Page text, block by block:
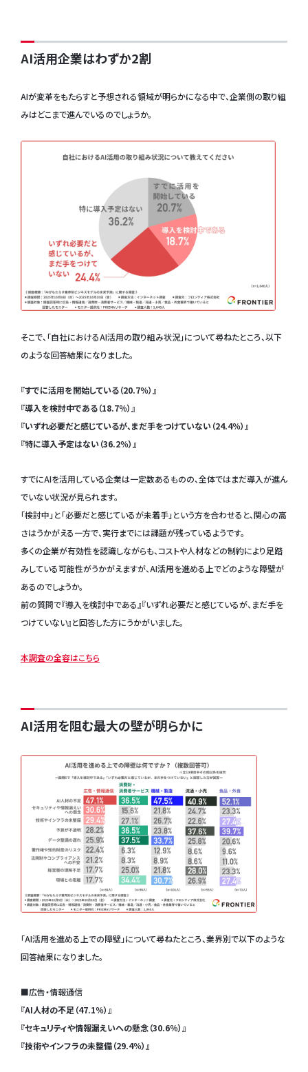
AI活用企業はわずか2割
AIが変革をもたらすと予想される領域が明らかになる中で、企業側の取り組
みはどこまで進んでいるのでしょうか。
そこで、「自社におけるAI活用の取り組み状況」について尋ねたところ、以下
のような回答結果になりました。
『すでに活用を開始している（20.7％）』
『導入を検討中である（18.7％）』
『いずれ必要だと感じているが、まだ手をつけていない（24.4％）』
『特に導入予定はない（36.2％）』
すでにAIを活用している企業は一定数あるものの、全体ではまだ導入が進ん
でいない状況が見られます。
「検討中」と「必要だと感じているが未着手」という方を合わせると、関心の高
さはうかがえる一方で、実行までには課題が残っているようです。
多くの企業が有効性を認識しながらも、コストや人材などの制約により足踏
みしている可能性がうかがえますが、AI活用を進める上でどのような障壁が
あるのでしょうか。
前の質問で『導入を検討中である』『いずれ必要だと感じているが、まだ手を
つけていない』と回答した方にうかがいました。
本調査の全容はこちら
AI活用を阻む最大の壁が明らかに
「AI活用を進める上での障壁」について尋ねたところ、業界別で以下のような
回答結果になりました。
■広告・情報通信
『AI人材の不足（47.1％）』
『セキュリティや情報漏えいへの懸念（30.6％）』
『技術やインフラの未整備（29.4％）』